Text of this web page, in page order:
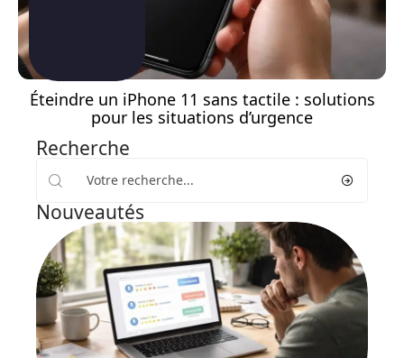
Éteindre un iPhone 11 sans tactile : solutions
pour les situations d’urgence
Recherche
Nouveautés